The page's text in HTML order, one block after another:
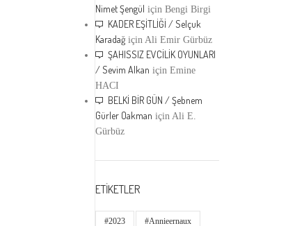
Nimet Şengül içinBengi Birgi
KADER EŞİTLİĞİ / Selçuk
Karadağ içinAli Emir Gürbüz
ŞAHISSIZ EVCİLİK OYUNLARI
/ Sevim Alkan içinEmine
HACI
BELKİ BİR GÜN / Şebnem
Gürler Oakman içinAli E.
Gürbüz
ETİKETLER
#2023 #annieernaux